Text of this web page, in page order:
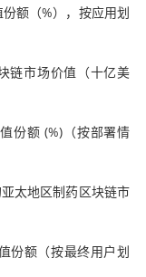
额（%），按应用划
链市场价值（十亿美
份额 (%)（按部署情
太地区制药区块链市
份额（按最终用户划